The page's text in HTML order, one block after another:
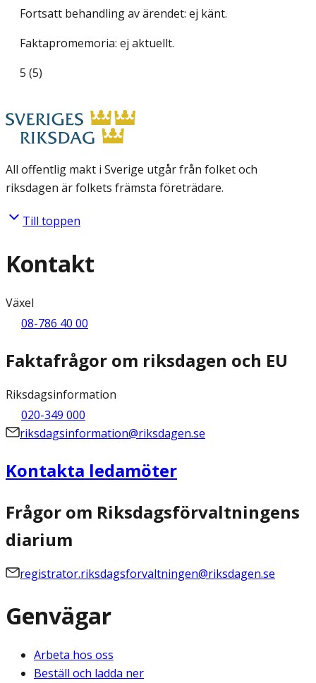
Fortsatt behandling av ärendet: ej känt.
Faktapromemoria: ej aktuellt.
5 (5)
All offentlig makt i Sverige utgår från folket och
riksdagen är folkets främsta företrädare.
Till toppen
Kontakt
Växel
08-786 40 00
Faktafrågor om riksdagen och EU
Riksdagsinformation
020-349 000
riksdagsinformation@riksdagen.se
Kontakta ledamöter
Frågor om Riksdagsförvaltningens
diarium
registrator.riksdagsforvaltningen@riksdagen.se
Genvägar
Arbeta hos oss
Beställ och ladda ner